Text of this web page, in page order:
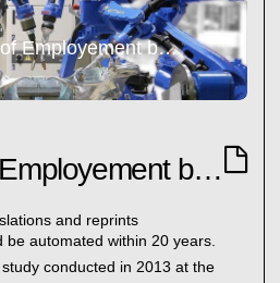
The Future of Employement by Oxford
The Future of Employement by Oxford
and reprints
automated within 20 years.
conducted in 2013 at the